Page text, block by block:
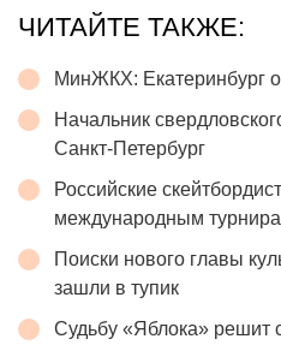
ЧИТАЙТЕ ТАКЖЕ:
МинЖКХ: Екатеринбург
Начальник
Санкт-Петербург
Российские
международным
Поиски нового главы
зашли в тупик
Судьбу «Яблока» решит